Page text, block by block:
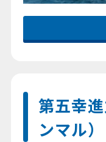
第五幸
ンマル）